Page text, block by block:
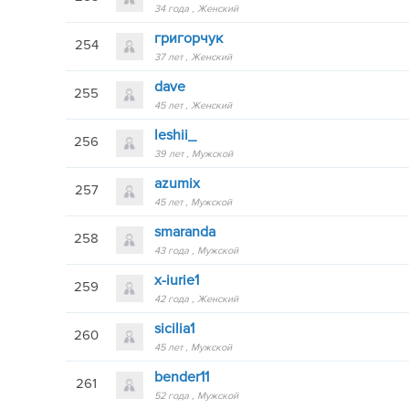
34 года Женский
254 григорчук
37 лет Женский
255 dave
45 лет Женский
256 leshii_
39 лет Мужской
257 azumix
45 лет Мужской
258 smaranda
43 года Мужской
259 x-iurie1
42 года Женский
260 sicilia1
45 лет Мужской
261 bender11
52 года Мужской